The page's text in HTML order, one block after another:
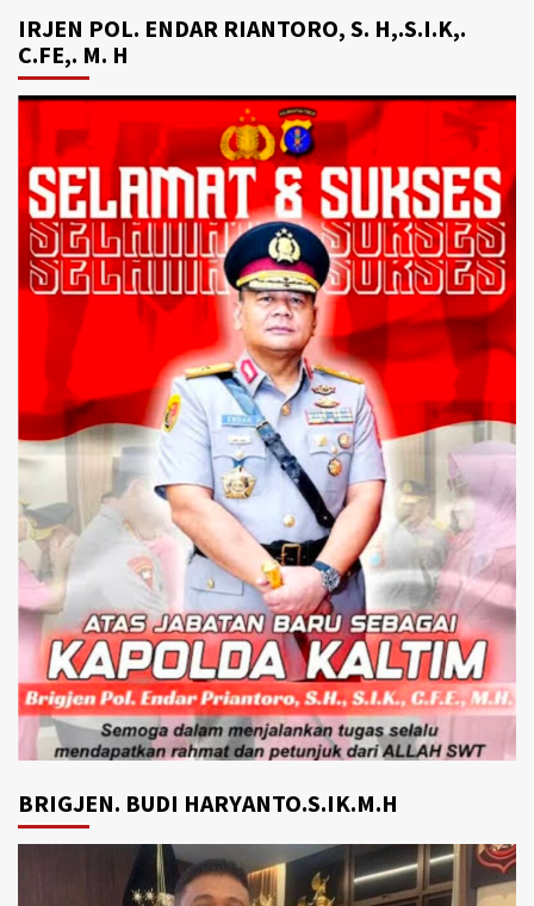
IRJEN POL. ENDAR RIANTORO, S. H,.S.I.K,.
C.FE,. M. H
BRIGJEN. BUDI HARYANTO.S.IK.M.H